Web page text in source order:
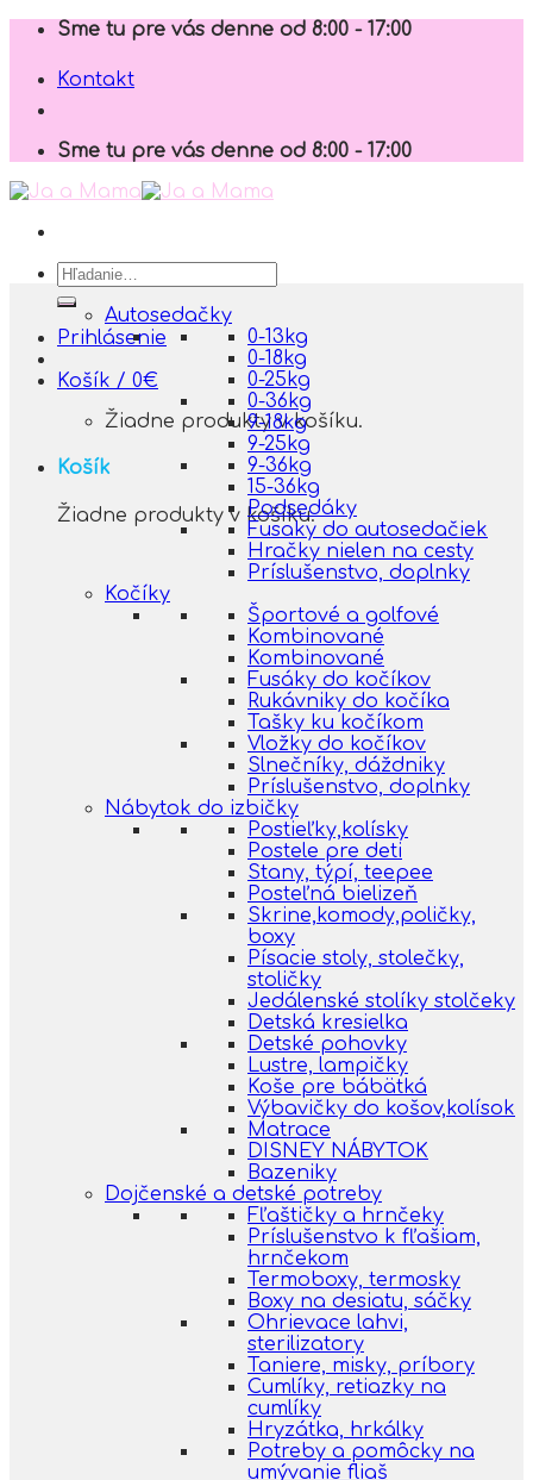
Skip
content
Sme tu pre vás denne od 8:00 - 17:00
Kontakt
Sme tu pre vás denne od 8:00 - 17:00
Hľadať:
Prihlásenie
Košík / 0€
Žiadne produkty v košíku.
Košík
Žiadne produkty v košíku.
Autosedačky
0-13kg
0-18kg
0-25kg
0-36kg
9-18kg
9-25kg
9-36kg
15-36kg
Podsedáky
Fusaky do autosedačiek
Hračky nielen na cesty
Príslušenstvo, doplnky
Kočíky
Športové a golfové
Kombinované
Kombinované
Fusáky do kočíkov
Rukávniky do kočíka
Tašky ku kočíkom
Vložky do kočíkov
Slnečníky, dáždniky
Príslušenstvo, doplnky
Nábytok do izbičky
Postieľky,kolísky
Postele pre deti
Stany, týpí, teepee
Posteľná bielizeň
Skrine,komody,poličky,
boxy
Písacie stoly, stolečky,
stoličky
Jedálenské stolíky stolčeky
Detská kresielka
Detské pohovky
Lustre, lampičky
Koše pre bábätká
Výbavičky do košov,kolísok
Matrace
DISNEY NÁBYTOK
Bazeniky
Dojčenské a detské potreby
Fľaštičky a hrnčeky
Príslušenstvo k fľašiam,
hrnčekom
Termoboxy, termosky
Boxy na desiatu, sáčky
Ohrievace lahvi,
sterilizatory
Taniere, misky, príbory
Cumlíky, retiazky na
cumlíky
Hryzátka, hrkálky
Potreby a pomôcky na
umývanie fliaš